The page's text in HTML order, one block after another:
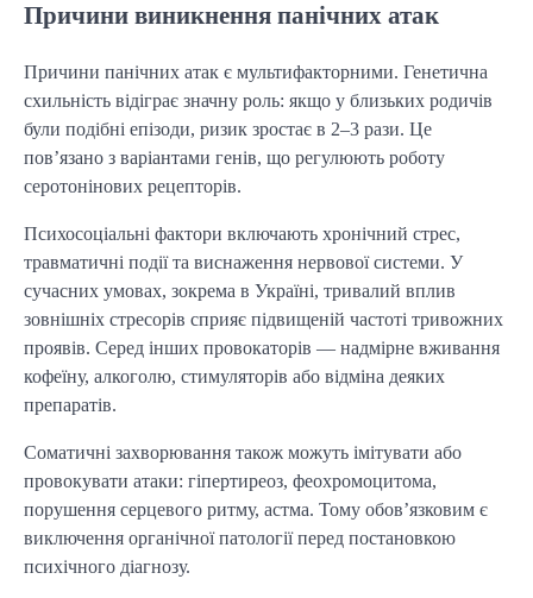
Причини виникнення панічних атак
Причини панічних атак є мультифакторними. Генетична
схильність відіграє значну роль: якщо у близьких родичів
були подібні епізоди, ризик зростає в 2–3 рази. Це
пов’язано з варіантами генів, що регулюють роботу
серотонінових рецепторів.
Психосоціальні фактори включають хронічний стрес,
травматичні події та виснаження нервової системи. У
сучасних умовах, зокрема в Україні, тривалий вплив
зовнішніх стресорів сприяє підвищеній частоті тривожних
проявів. Серед інших провокаторів — надмірне вживання
кофеїну, алкоголю, стимуляторів або відміна деяких
препаратів.
Соматичні захворювання також можуть імітувати або
провокувати атаки: гіпертиреоз, феохромоцитома,
порушення серцевого ритму, астма. Тому обов’язковим є
виключення органічної патології перед постановкою
психічного діагнозу.